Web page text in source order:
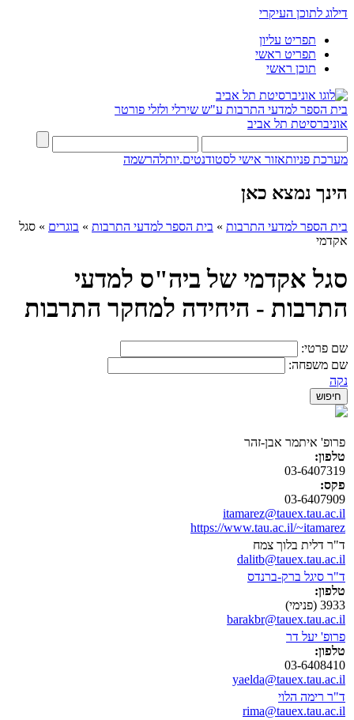
דילוג לתוכן העיקרי
תפריט עליון
תפריט ראשי
תוכן ראשי
בית הספר למדעי התרבות ע"ש שירלי ולזלי פורטר
אוניברסיטת תל אביב
מערכת פניותאזור אישי לסטודנטים.יותלהרשמה
הינך נמצא כאן
בית הספר למדעי התרבות » בית הספר למדעי התרבות » בוגרים » סגל
אקדמי
סגל אקדמי של ביה"ס למדעי
התרבות - היחידה למחקר התרבות
שם פרטי:
שם משפחה:
נקה
פרופ' איתמר אבן-זהר
טלפון:
03-6407319
פקס:
03-6407909
itamarez@tauex.tau.ac.il
https://www.tau.ac.il/~itamarez
ד"ר דלית בלוך צמח
dalitb@tauex.tau.ac.il
ד"ר סיגל ברק-ברנדס
טלפון:
3933 (פנימי)
barakbr@tauex.tau.ac.il
פרופ' יעל דר
טלפון:
03-6408410
yaelda@tauex.tau.ac.il
ד"ר רימה הלוי
rima@tauex.tau.ac.il